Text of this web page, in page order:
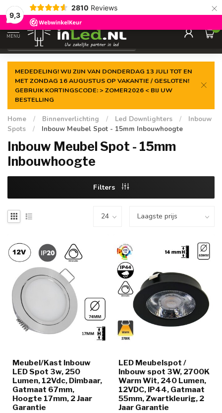
9,3
2810 Reviews ×
Gegarandeerde delaagste prijs
MENU
0
MEDEDELING! WIJ ZIJN VAN DONDERDAG 13 JULI TOT EN
MET ZONDAG 16 AUGUSTUS OP VAKANTIE / GESLOTEN!
GEBRUIK KORTINGSCODE: > ZOMER2026 < BIJ UW
BESTELLING
Home / Binnenverlichting / Led Downlighters /
Inbouw
Spots
/ Inbouw Meubel Spot - 15mm Inbouwhoogte
Inbouw Meubel Spot - 15mm
Inbouwhoogte
Filters
Meubel/Kast Inbouw
LED Spot 3w, 250
Lumen, 12Vdc, Dimbaar,
Gatmaat 67mm,
Hoogte 17mm, 2 Jaar
Garantie
LED Meubelspot /
Inbouw spot 3W, 2700K
Warm Wit, 240 Lumen,
12VDC, IP44, Gatmaat
55mm, Zwartkleurig, 2
Jaar Garantie